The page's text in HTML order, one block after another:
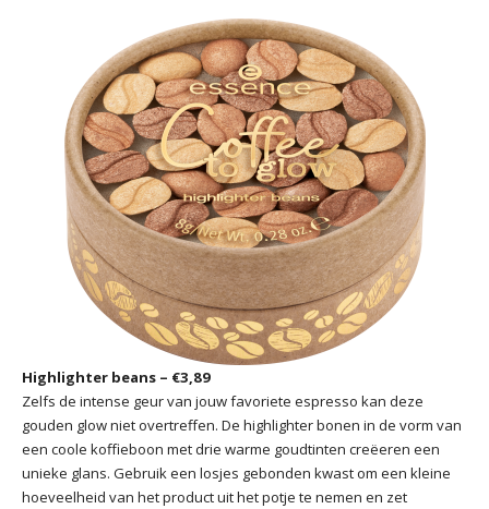
Highlighter beans – €3,89
Zelfs de intense geur van jouw favoriete espresso kan deze
gouden glow niet overtreffen. De highlighter bonen in de vorm van
een coole koffieboon met drie warme goudtinten creëeren een
unieke glans. Gebruik een losjes gebonden kwast om een kleine
hoeveelheid van het product uit het potje te nemen en zet